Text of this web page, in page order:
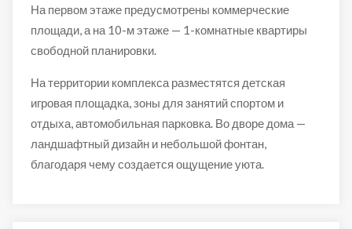
На первом этаже предусмотрены коммерческие
площади, а на 10-м этаже — 1-комнатные квартиры
свободной планировки.
На территории комплекса разместятся детская
игровая площадка, зоны для занятий спортом и
отдыха, автомобильная парковка. Во дворе дома —
ландшафтный дизайн и небольшой фонтан,
благодаря чему создается ощущение уюта.